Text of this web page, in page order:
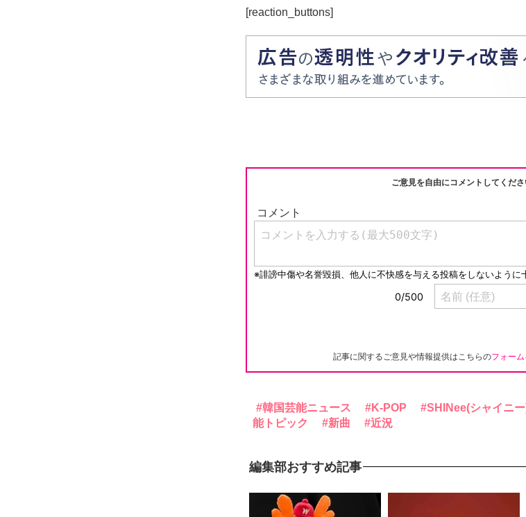
[reaction_buttons]
ご意見を自由にコメントしてくださ
記事に関するご意見や情報提供はこちらのフォーム
韓国芸能ニュース K-POP SHINee(シャイニ
能トピック
新曲 近況
編集部おすすめ記事